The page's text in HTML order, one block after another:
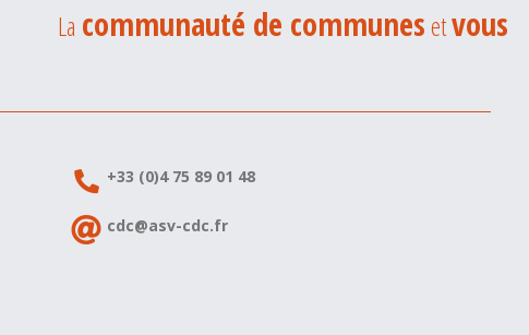
La communauté de communesetvous
+33 (0)4 75 89 01 48
cdc@asv-cdc.fr